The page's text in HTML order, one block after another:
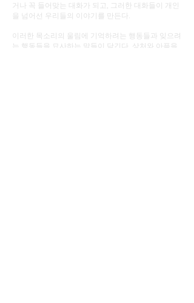
거나 꼭 들어맞는 대화가 되고, 그러한 대화들이 개인
을 넘어선 우리들의 이야기를 만든다.
이러한 목소리의 울림에 기억하려는 행동들과 잊으려
는 행동들을 묘사하는 말들이 담긴다. 상처와 아픔을